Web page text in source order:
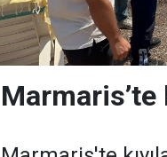
Marmaris’te